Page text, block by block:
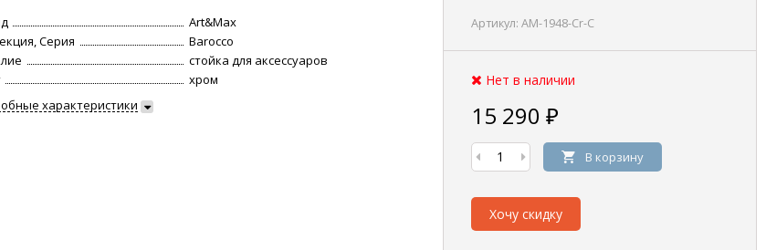
Артикул: AM-1948-Cr-C
Нет в наличии
15 290 ₽
В корзину
Хочу скидку
Art&Max
Серия
Barocco
стойка для аксессуаров
хром
характеристики